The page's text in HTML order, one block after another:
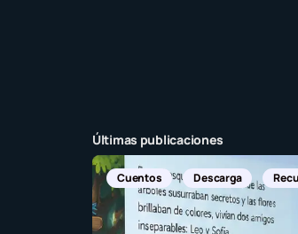
Últimas publicaciones